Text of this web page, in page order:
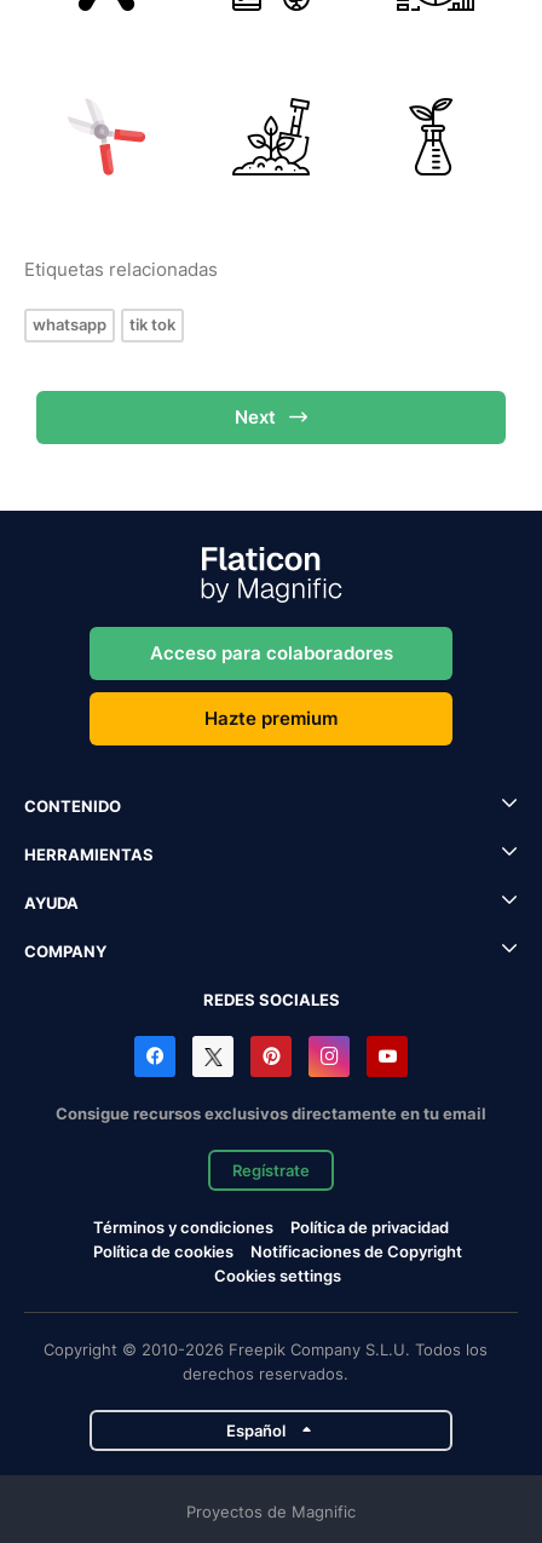
Etiquetas relacionadas
whatsapp tik tok
Next
Acceso para colaboradores
Hazte premium
CONTENIDO
HERRAMIENTAS
AYUDA
COMPANY
REDES SOCIALES
Consigue recursos exclusivos directamente en tu email
Regístrate
Términos y condiciones
Política de privacidad
Política de cookies
Notificaciones de Copyright
Cookies settings
Copyright © 2010-2026 Freepik Company S.L.U. Todos los
derechos reservados.
Español
Proyectos de Magnific